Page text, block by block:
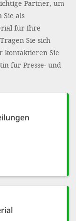
Partner, um
Sie als
für Ihre
Sie sich
kontaktieren Sie
für Presse- und
und
den